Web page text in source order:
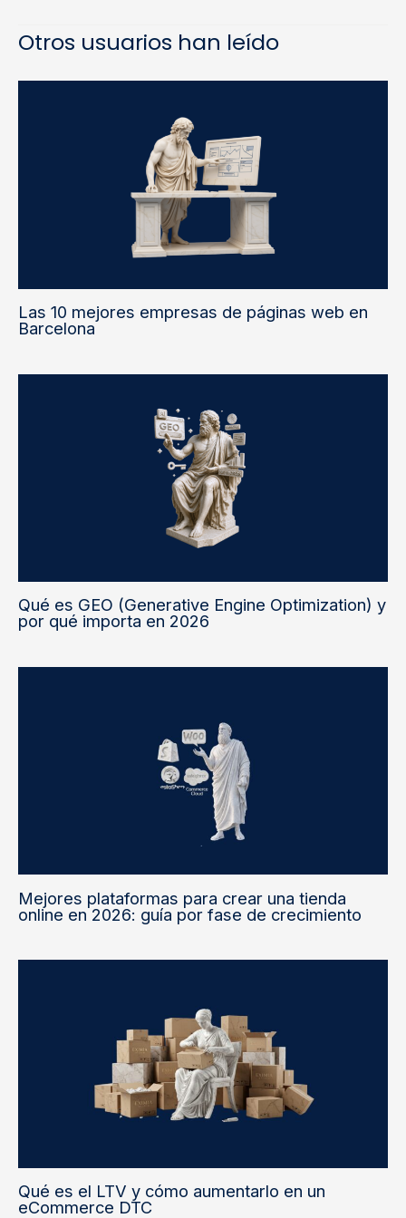
Otros usuarios han leído
Las 10 mejores empresas de páginas web en
Barcelona
Qué es GEO (Generative Engine Optimization) y
por qué importa en 2026
Mejores plataformas para crear una tienda
online en 2026: guía por fase de crecimiento
Qué es el LTV y cómo aumentarlo en un
eCommerce DTC